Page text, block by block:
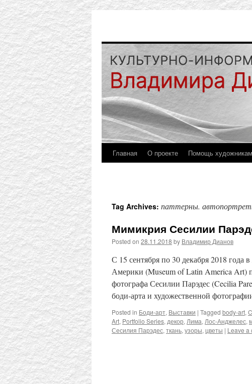
Главная О проекте Помощь художникам
Tag Archives: паттерны.
Мимикрия Сесилии
Posted on 28.11.2018 by Владимир Дианов
С 15 сентября по 30 декабря 2018 года
Америки (Museum of Latin America Art)
фотографа Сесилии Парэдес (Cecilia
боди-арта и художественной
Posted in Боди-арт, Выставки | Tagged body-art,
Art, Portfolio Series, декор, Лима, Лос-Анджелес,
Сесилия Парэдес, ткань, узоры, цветы | Leave a